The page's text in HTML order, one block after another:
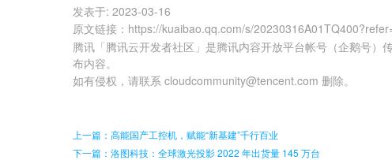
发表于: 2023-03-16
原文链接 ： https://kuaibao.qq.com/s/
腾讯「腾讯云开发者社区」是腾讯内容开放平台帐号（企鹅号）
布内容。
如有侵权，请联系 cloudcommunity@tencent.com 删除。
上一篇：高能国产工控机，赋能“新基建”千行百业
下一篇：洛图科技：全球激光投影 2022 年出货量 145 万台